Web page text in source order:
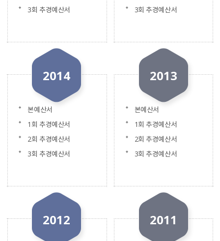
3회 추경예산서
3회 추경예산서
2014
본예산서
1회 추경예산서
2회 추경예산서
3회 추경예산서
2013
본예산서
1회 추경예산서
2회 추경예산서
3회 추경예산서
2012 2011